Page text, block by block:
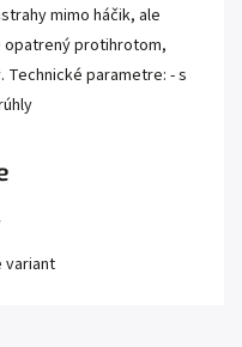
mimo háčik, ale
opatrený protihrotom,
parametre: - s
variant